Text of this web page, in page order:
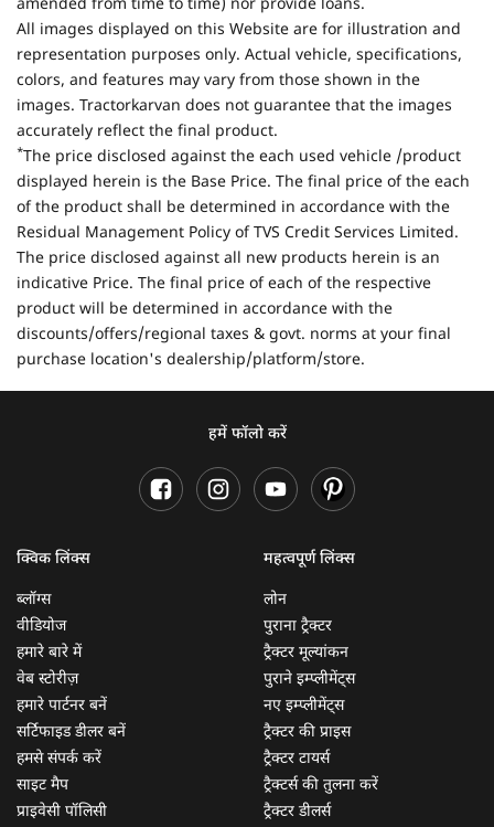
amended from time to time) nor provide loans.
All images displayed on this Website are for illustration and
representation purposes only. Actual vehicle, specifications,
colors, and features may vary from those shown in the
images. Tractorkarvan does not guarantee that the images
accurately reflect the final product.
*The price disclosed against the each used vehicle /product
displayed herein is the Base Price. The final price of the each
of the product shall be determined in accordance with the
Residual Management Policy of TVS Credit Services Limited.
The price disclosed against all new products herein is an
indicative Price. The final price of each of the respective
product will be determined in accordance with the
discounts/offers/regional taxes & govt. norms at your final
purchase location's dealership/platform/store.
हमें फॉलो करें
क्विक लिंक्स
ब्लॉग्स
वीडियोज
हमारे बारे में
वेब स्टोरीज़
हमारे पार्टनर बनें
सर्टिफाइड डीलर बनें
हमसे संपर्क करें
साइट मैप
प्राइवेसी पॉलिसी
महत्वपूर्ण लिंक्स
लोन
पुराना ट्रैक्टर
ट्रैक्टर मूल्यांकन
पुराने इम्प्लीमेंट्स
नए इम्प्लीमेंट्स
ट्रैक्टर की प्राइस
ट्रैक्टर टायर्स
ट्रैक्टर्स की तुलना करें
ट्रैक्टर डीलर्स